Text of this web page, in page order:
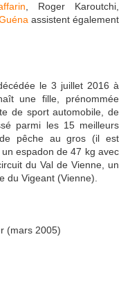
, Roger Karoutchi,
assistent également
le 3 juillet 2016 à
une fille, prénommée
de sport automobile, de
parmi les 15 meilleurs
pêche au gros (il est
espadon de 47 kg avec
du Val de Vienne, un
du Vigeant (Vienne).
(mars 2005)